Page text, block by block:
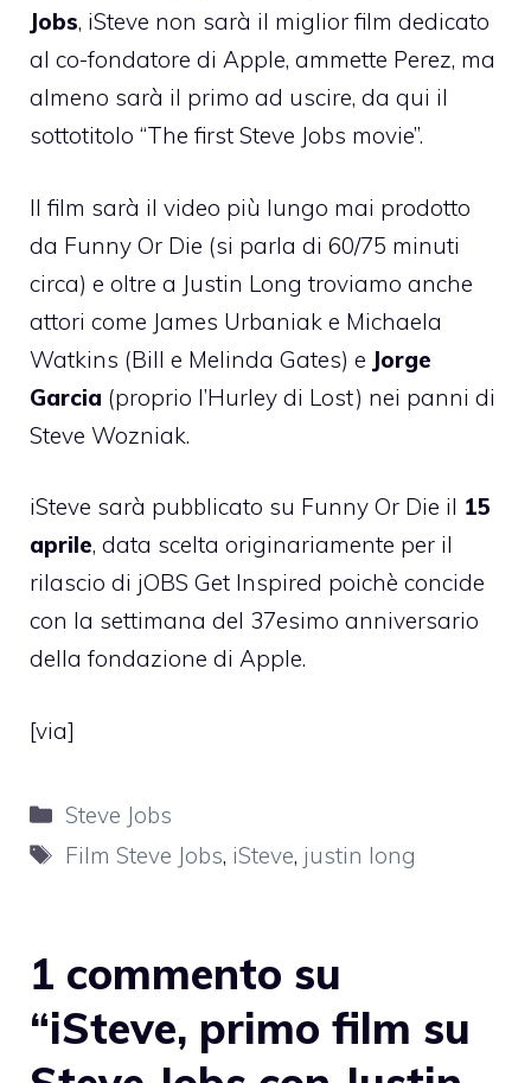
Jobs, iSteve non sarà il miglior film dedicato
al co-fondatore di Apple, ammette Perez, ma
almeno sarà il primo ad uscire, da qui il
sottotitolo “The first Steve Jobs movie”.
Il film sarà il video più lungo mai prodotto
da Funny Or Die (si parla di 60/75 minuti
circa) e oltre a Justin Long troviamo anche
attori come James Urbaniak e Michaela
Watkins (Bill e Melinda Gates) e Jorge
Garcia (proprio l’Hurley di Lost) nei panni di
Steve Wozniak.
iSteve sarà pubblicato su Funny Or Die il 15
aprile, data scelta originariamente per il
rilascio di jOBS Get Inspired poichè concide
con la settimana del 37esimo anniversario
della fondazione di Apple.
[via]
Categorie
Steve Jobs
Tag
Film Steve Jobs, iSteve, justin long
1 commento su
“iSteve, primo film su